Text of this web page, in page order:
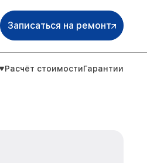
Записаться на ремонт
Расчёт стоимостиГарантии